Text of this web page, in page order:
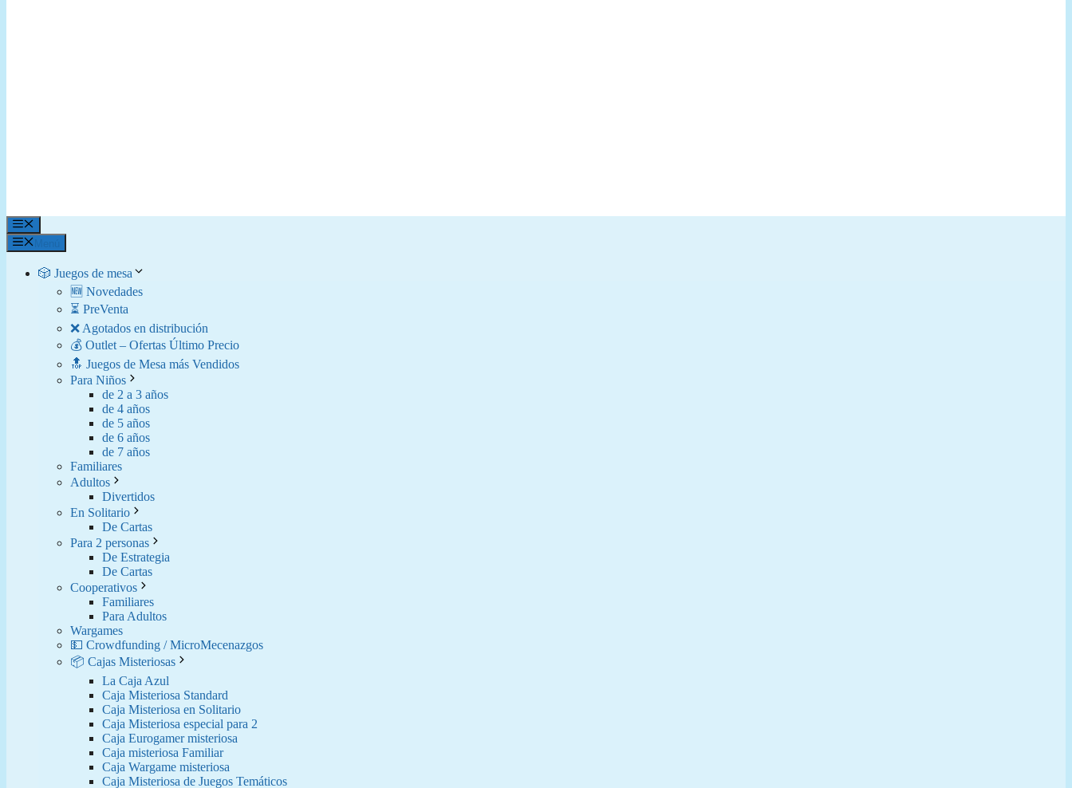
Menú
🎲 Juegos de mesa
🆕 Novedades
⏳ PreVenta
❌ Agotados en distribución
💰 Outlet – Ofertas Último Precio
🔝 Juegos de Mesa más Vendidos
Para Niños
de 2 a 3 años
de 4 años
de 5 años
de 6 años
de 7 años
Familiares
Adultos
Divertidos
En Solitario
De Cartas
Para 2 personas
De Estrategia
De Cartas
Cooperativos
Familiares
Para Adultos
Wargames
💵 Crowdfunding / MicroMecenazgos
📦 Cajas Misteriosas
La Caja Azul
Caja Misteriosa Standard
Caja Misteriosa en Solitario
Caja Misteriosa especial para 2
Caja Eurogamer misteriosa
Caja misteriosa Familiar
Caja Wargame misteriosa
Caja Misteriosa de Juegos Temáticos